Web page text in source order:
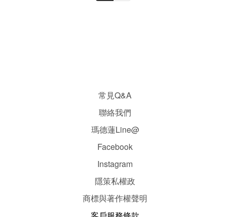
常見Q&A
聯絡我們
瑪德蓮Line@
Facebook
Instagram
隱策私權政
商標與著作權聲明